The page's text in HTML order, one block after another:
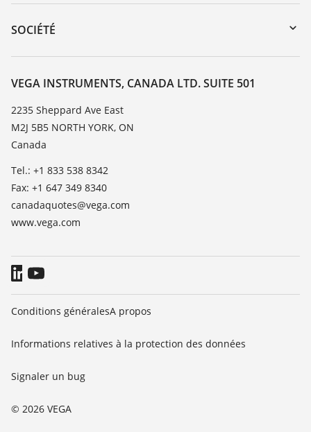
DTM Collection/PACTware
Retour d'appareil
Service client
Liste des constantes diélectriques
SOCIÉTÉ
À propos de VEGA
Contact
News
Presse
Blog
VEGA INSTRUMENTS, CANADA LTD. SUITE 501
2235 Sheppard Ave East
M2J 5B5 NORTH YORK, ON
Canada
Tel.: +1 833 538 8342
Fax: +1 647 349 8340
canadaquotes@vega.com
www.vega.com
© 2026 VEGA
Conditions généralesA propos
Informations relatives à la protection des données
Signaler un bug